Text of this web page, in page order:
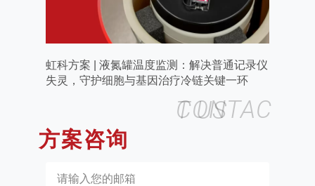
虹科方案 | 液氮罐温度监测：解决普通记录仪
失灵，守护细胞与基因治疗冷链关键一环
方案咨询
CONTACT US